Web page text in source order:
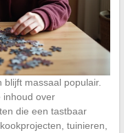
blijft massaal populair.
inhoud over
die een tastbaar
tuinieren,